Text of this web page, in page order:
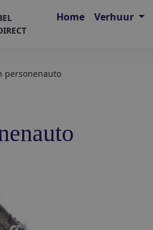
Home Verhuur
personenauto